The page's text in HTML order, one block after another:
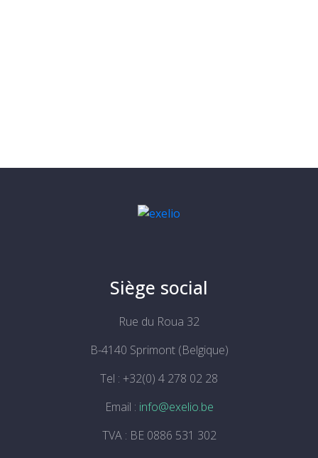
Siège social
Rue du Roua 32
B-4140 Sprimont (Belgique)
Tel : +32(0) 4 278 02 28
Email : info@exelio.be
TVA : BE 0886 531 302